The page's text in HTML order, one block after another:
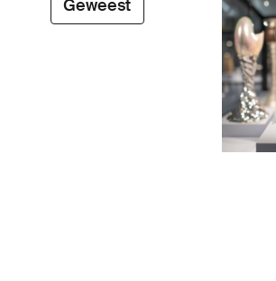
Geweest